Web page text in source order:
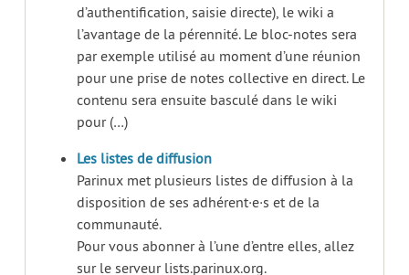
d’authentification, saisie directe), le wiki a
l’avantage de la pérennité. Le bloc-notes sera
par exemple utilisé au moment d’une réunion
pour une prise de notes collective en direct. Le
contenu sera ensuite basculé dans le wiki
pour (…)
Les listes de diffusion
Parinux met plusieurs listes de diffusion à la
disposition de ses adhérent·e·s et de la
communauté.
Pour vous abonner à l’une d’entre elles, allez
sur le serveur lists.parinux.org.